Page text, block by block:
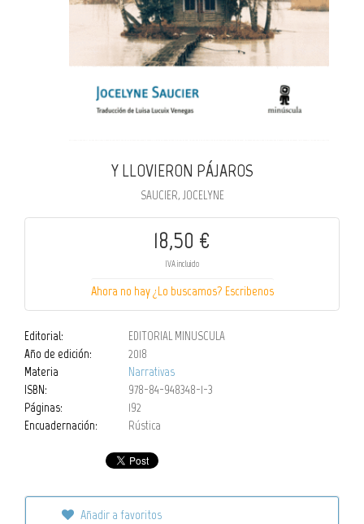
Y LLOVIERON PÁJAROS
SAUCIER, JOCELYNE
18,50 €
IVA incluido
Ahora no hay ¿Lo buscamos? Escribenos
Editorial:
EDITORIAL MINUSCULA
Año de edición:
2018
Materia
Narrativas
ISBN:
978-84-948348-1-3
Páginas:
192
Encuadernación:
Rústica
Añadir a favoritos